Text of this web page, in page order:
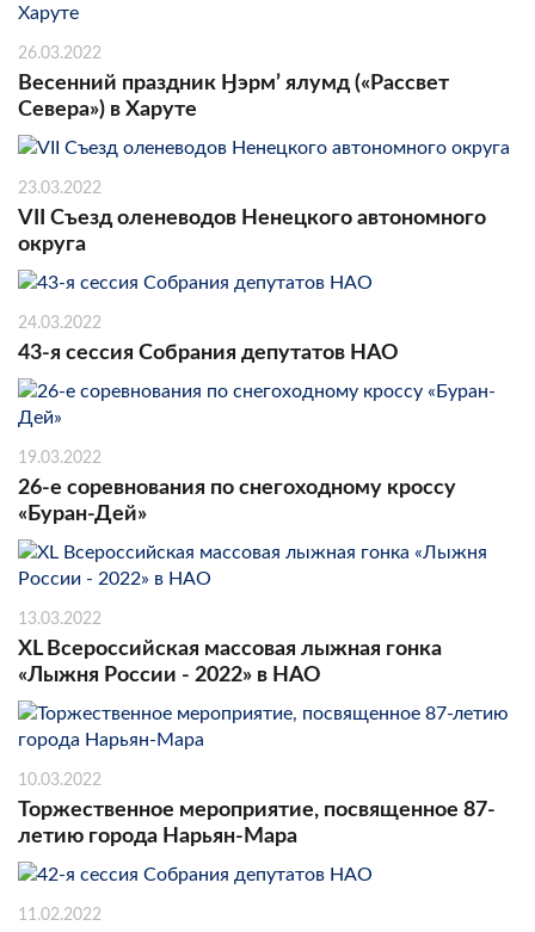
26.03.2022
Весенний праздник Ӈэрм’ ялумд («Рассвет
Севера») в Харуте
23.03.2022
VII Съезд оленеводов Ненецкого автономного
округа
24.03.2022
43-я сессия Собрания депутатов НАО
19.03.2022
26-е соревнования по снегоходному кроссу
«Буран-Дей»
13.03.2022
XL Всероссийская массовая лыжная гонка
«Лыжня России - 2022» в НАО
10.03.2022
Торжественное мероприятие, посвященное 87-
летию города Нарьян-Мара
11.02.2022